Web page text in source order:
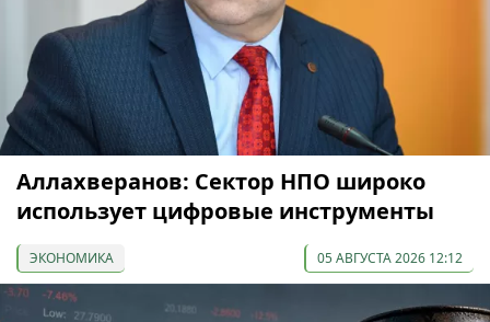
Аллахверанов: Сектор НПО широко
использует цифровые инструменты
ЭКОНОМИКА 05 АВГУСТА 2026 12:12